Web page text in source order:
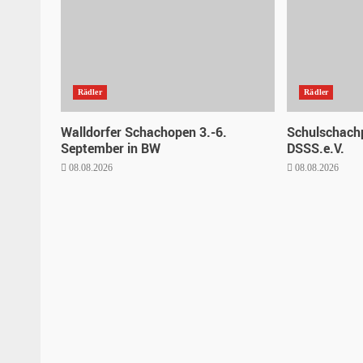
Rädler
Walldorfer Schachopen 3.-6.
September in BW
08.08.2026
Rädler
DSSS.e.V.
08.08.2026